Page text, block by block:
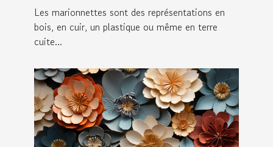
Les marionnettes sont des représentations en
bois, en cuir, un plastique ou même en terre
cuite...